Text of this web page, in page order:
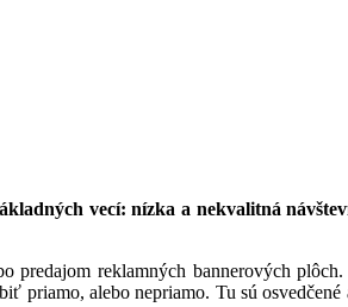
vecí: nízka a nekvalitná
predajom reklamných bannerových
priamo, alebo nepriamo. Tu sú